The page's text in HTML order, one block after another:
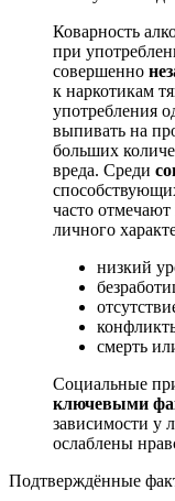
Коварность
при
совершенно
к наркотикам
употребления
выпивать на
больших
вреда. Среди
часто
личного
низкий
смерть
Социальные
ключевыми
зависимости у
ослаблены
Подтверждённые